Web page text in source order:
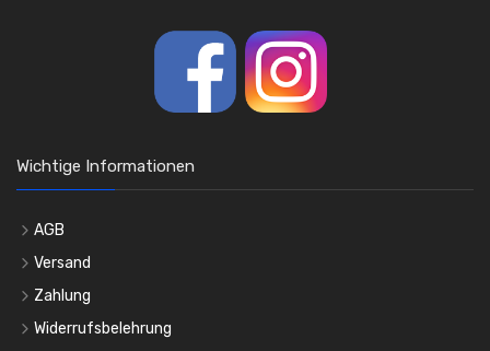
Wichtige Informationen
AGB
Versand
Zahlung
Widerrufsbelehrung